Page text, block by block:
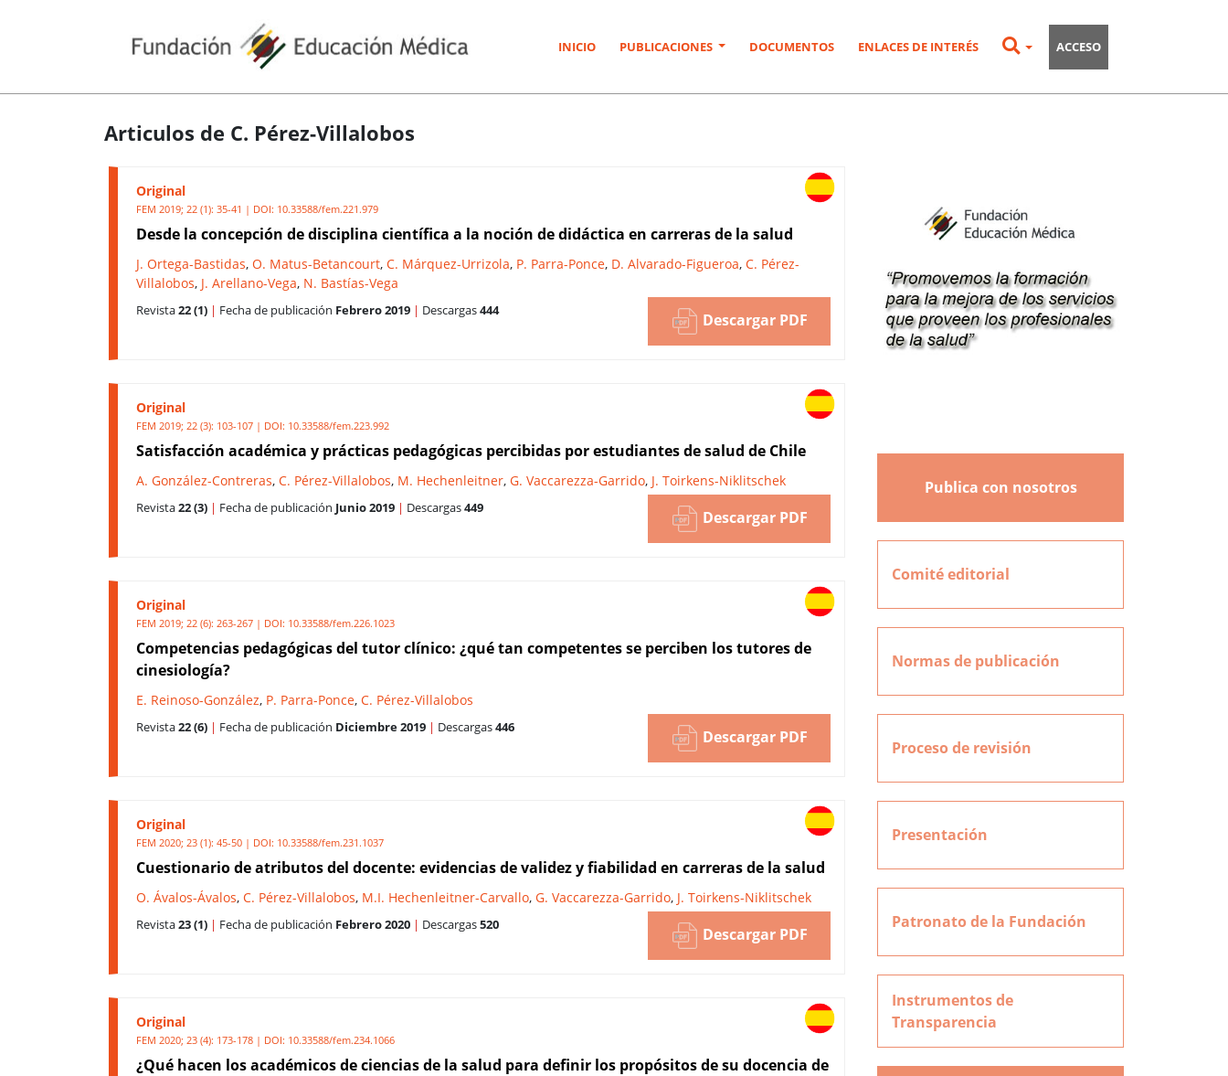
INICIO PUBLICACIONES DOCUMENTOS ENLACES DE INTERÉS ACCESO
Articulos de C. Pérez-Villalobos
Original
FEM 2019; 22 (1): 35-41 | DOI: 10.33588/fem.221.979
Desde la concepción de disciplina científica a la noción de didáctica en carreras de la salud
J. Ortega-Bastidas, O. Matus-Betancourt, C. Márquez-Urrizola, P. Parra-Ponce, D. Alvarado-Figueroa, C. Pérez-
Villalobos, J. Arellano-Vega, N. Bastías-Vega
Revista22 (1) | Fecha de publicación Febrero 2019 | Descargas444 Descargar PDF
Original
FEM 2019; 22 (3): 103-107 | DOI: 10.33588/fem.223.992
Satisfacción académica y prácticas pedagógicas percibidas por estudiantes de salud de Chile
A. González-Contreras, C. Pérez-Villalobos, M. Hechenleitner, G. Vaccarezza-Garrido, J. Toirkens-Niklitschek
Revista22 (3) | Fecha de publicación Junio 2019 | Descargas449 Descargar PDF
Original
FEM 2019; 22 (6): 263-267 | DOI: 10.33588/fem.226.1023
Competencias pedagógicas del tutor clínico: ¿qué tan competentes se perciben los tutores de
cinesiología?
E. Reinoso-González, P. Parra-Ponce, C. Pérez-Villalobos
Revista22 (6) | Fecha de publicación Diciembre 2019 | Descargas446 Descargar PDF
Original
FEM 2020; 23 (1): 45-50 | DOI: 10.33588/fem.231.1037
Cuestionario de atributos del docente: evidencias de validez y fiabilidad en carreras de la salud
O. Ávalos-Ávalos, C. Pérez-Villalobos, M.I. Hechenleitner-Carvallo, G. Vaccarezza-Garrido, J. Toirkens-Niklitschek
Revista23 (1) | Fecha de publicación Febrero 2020 | Descargas520 Descargar PDF
Original
FEM 2020; 23 (4): 173-178 | DOI: 10.33588/fem.234.1066
¿Qué hacen los académicos de ciencias de la salud para definir los propósitos de su docencia de
Publica con nosotros
Comité editorial
Normas de publicación
Proceso de revisión
Presentación
Patronato de la Fundación
Instrumentos de
Transparencia